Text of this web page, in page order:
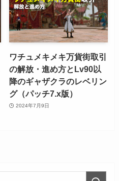
ワチュメキメキ万貨街取引
の解放・進め方とLv90以
降のギャザクラのレベリン
グ（パッチ7.x版）
2024年7月9日